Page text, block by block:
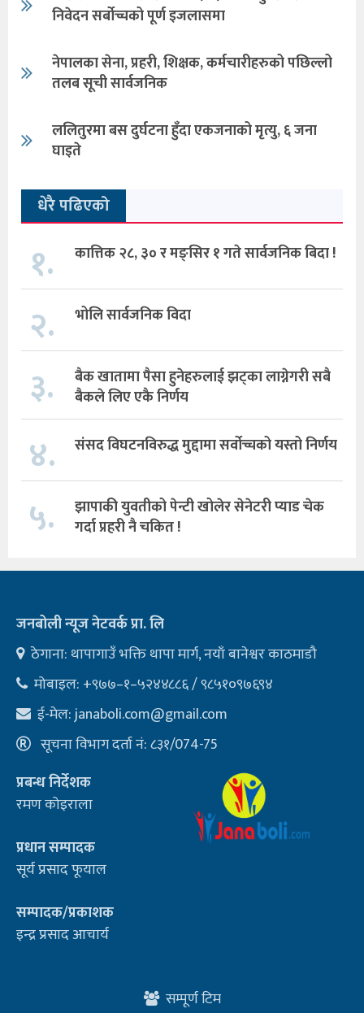
निवेदन सर्बोच्चको पूर्ण इजलासमा
नेपालका सेना, प्रहरी, शिक्षक, कर्मचारीहरुको पछिल्लो
तलब सूची सार्वजनिक
ललितुरमा बस दुर्घटना हुँदा एकजनाको मृत्यु, ६ जना
घाइते
धेरै पढिएको
१. कात्तिक २८, ३० र मङ्सिर १ गते सार्वजनिक बिदा !
२. भोलि सार्वजनिक विदा
३.
बैक खातामा पैसा हुनेहरुलाई झट्का लाग्नेगरी सबै
बैकले लिए एकै निर्णय
४. संसद विघटनविरुद्ध मुद्दामा सर्वोच्चको यस्तो निर्णय
५.
झापाकी युवतीको पेन्टी खोलेर सेनेटरी प्याड चेक
गर्दा प्रहरी नै चकित !
जनबोली न्यूज नेटवर्क प्रा. लि
ठेगाना: थापागाउँ भक्ति थापा मार्ग, नयाँ बानेश्वर काठमाडौ
मोबाइल: +९७७–१–५२४४८८६ / ९८५१०९७६९४
ई-मेल:janaboli.com@gmail.com
सूचना विभाग दर्ता नं: ८३१/074-75
प्रबन्ध निर्देशक
रमण कोइराला
प्रधान सम्पादक
सूर्य प्रसाद फूयाल
सम्पादक/प्रकाशक
इन्द्र प्रसाद आचार्य
सम्पूर्ण टिम